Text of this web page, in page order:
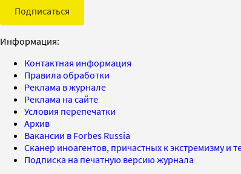
Подписаться
Информация:
Контактная информация
Правила обработки
Реклама в журнале
Реклама на сайте
Условия перепечатки
Архив
Вакансии в Forbes Russia
Сканер иноагентов, причастных к экстремизму
Подписка на печатную версию журнала